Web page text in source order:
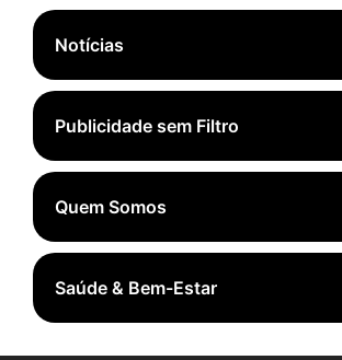
Notícias
Publicidade sem Filtro
Quem Somos
Saúde & Bem-Estar